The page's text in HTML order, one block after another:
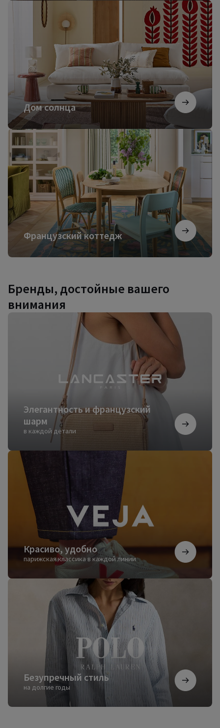
Дом солнца
Французский коттедж
Французский
коттедж
Бренды, достойные вашего
внимания
Элегантность и французский
шарм
в каждой детали
Красиво, удобно
парижская классика в каждой линии
Красиво,
удобно
Безупречный стиль
на долгие годы
Безупречный